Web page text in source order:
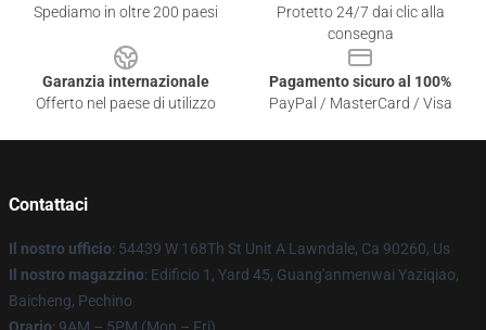
Spediamo in oltre 200 paesi
Protetto 24/7 dai clic alla
consegna
Garanzia internazionale
Offerto nel paese di utilizzo
Pagamento sicuro al 100%
PayPal / MasterCard / Visa
Contattaci
Il nostro ufficio: 54439 W 168Th St Unit A Lawndale, Ca 90260, Us
Il nostro magazzino: Edificio 1, Yard 45, Guang'anmenwai Yaziqiao,
Baicheng, Pechino